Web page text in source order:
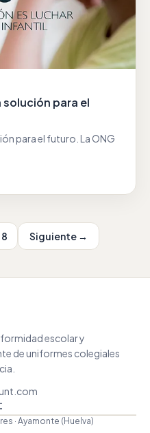
solución para el
para el futuro. La ONG
8 Siguiente →
escolar y
de uniformes colegiales
· Ayamonte (Huelva)